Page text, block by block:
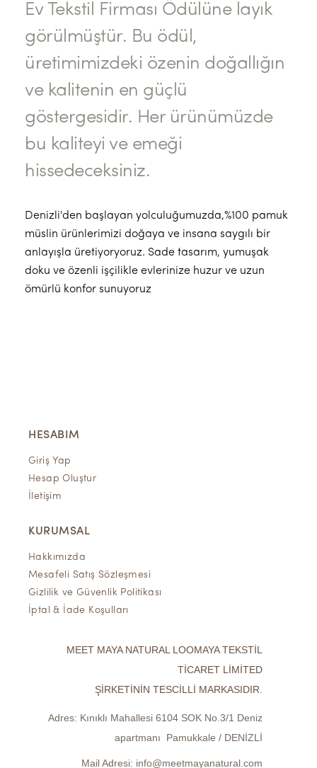
Ev Tekstil Firması Ödülüne layık
görülmüştür. Bu ödül,
üretimimizdeki özenin doğallığın
ve kalitenin en güçlü
göstergesidir. Her ürünümüzde
bu kaliteyi ve emeği
hissedeceksiniz.
Denizli'den başlayan yolculuğumuzda,%100 pamuk
müslin ürünlerimizi doğaya ve insana saygılı bir
anlayışla üretiyoryoruz. Sade tasarım, yumuşak
doku ve özenli işçilikle evlerinize huzur ve uzun
ömürlü konfor sunuyoruz
HESABIM
Giriş Yap
Hesap Oluştur
İletişim
KURUMSAL
Hakkımızda
Mesafeli Satış Sözleşmesi
Gizlilik ve Güvenlik Politikası
İptal & İade Koşulları
MEET MAYA NATURAL LOOMAYA TEKSTİL
TİCARET LİMİTED
ŞİRKETİNİN TESCİLLİ MARKASIDIR.
Adres: Kınıklı Mahallesi 6104 SOK No.3/1 Deniz
apartmanı Pamukkale / DENİZLİ
Mail Adresi: info@meetmayanatural.com